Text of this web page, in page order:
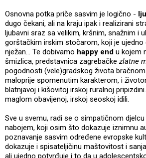
Osnovna potka priče sasvim je logično -
dugo čekani, ali na kraju ipak i realizirani
ljubavni sraz sa velikim, kršnim, snažnim i
gorštačkim irskim stočarom, koji je ujedno
nježan... Te dobivamo happy end u kojem
šmizlica, predstavnica zagrebačke zlatne
pogodnosti (vele)gradskog života
maloprije spomenutim karakterom, i
blatnjavoj i kišovitoj irskoj ruralnoj
maglom obavijenoj, irskoj seoskoj idili.
Sve u svemu, radi se o simpatičnom
nabojem, koji osim što dokazuje iznimnu
poznavanje sasvim određene evropske
dokazuje i spisateljičinu maštovitost i
ali ujedno potvrđuje i to da u